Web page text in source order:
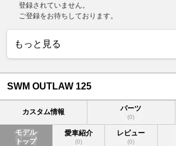
登録されていません。
ご登録をお待ちしております。
もっと見る
SWM OUTLAW 125
カスタム情報 パーツ
(0)
モデル
トップ
愛車紹介
(0)
レビュー
(0)